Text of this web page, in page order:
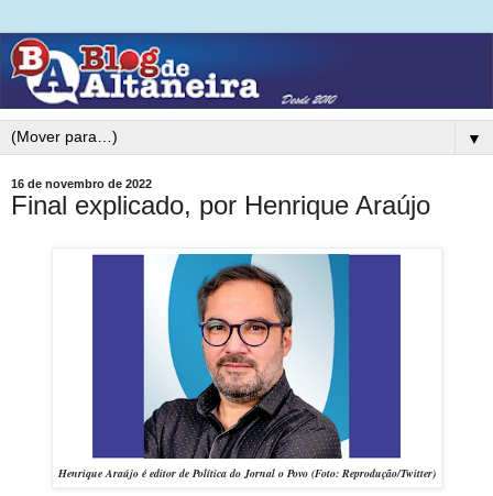
▼
16 de novembro de 2022
Final explicado, por Henrique Araújo
Henrique Araújo é editor de Política do Jornal o Povo (Foto: Reprodução/Twitter)